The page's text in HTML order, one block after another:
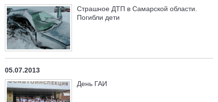
Страшное ДТП в Самарской области.
Погибли дети
05.07.2013
День ГАИ